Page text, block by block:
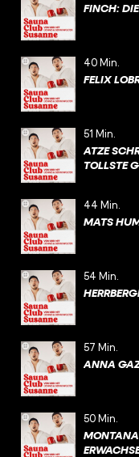
FINCH:
40 Min.
FELIX
51 Min.
ATZE
TOLLSTE
44 Min.
MATS
54 Min.
57 Min.
ANNA
50 Min.